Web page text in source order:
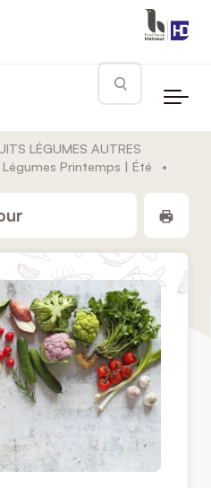
Rechercher
LÉGUMES AUTRES
Légumes Printemps | Été
•